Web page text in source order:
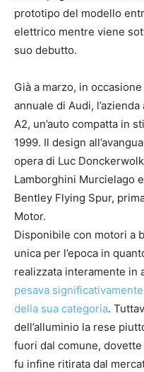
prototipo del modello
elettrico mentre viene
suo debutto.
Già a marzo, in
annuale di Audi,
A2, un’auto compatta in
1999. Il design
opera di Luc
Lamborghini Murcielago
Bentley Flying Spur,
Motor.
Disponibile con motori a
unica per l’epoca in
realizzata interamente in
pesava
della sua categoria.
dell’alluminio la rese
fuori dal comune,
fu infine ritirata dal